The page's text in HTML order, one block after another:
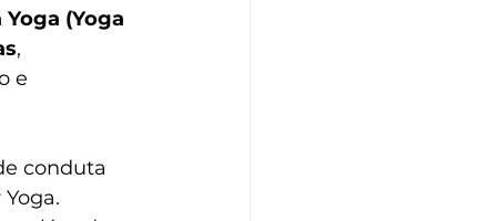
(Yoga
,
e
conduta